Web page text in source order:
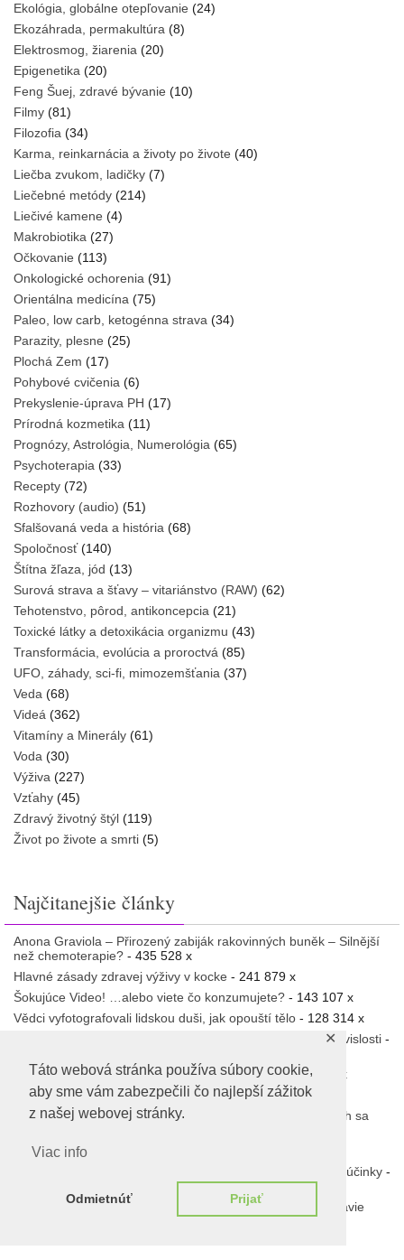
Táto webová stránka používa súbory cookie,
aby sme vám zabezpečili čo najlepší zážitok
z našej webovej stránky.
Viac info
Odmietnúť Prijať
✕
Ekológia, globálne otepľovanie (24)
Ekozáhrada, permakultúra (8)
Elektrosmog, žiarenia (20)
Epigenetika (20)
Feng Šuej, zdravé bývanie (10)
Filmy (81)
Filozofia (34)
Karma, reinkarnácia a životy po živote (40)
Liečba zvukom, ladičky (7)
Liečebné metódy (214)
Liečivé kamene (4)
Makrobiotika (27)
Očkovanie (113)
Onkologické ochorenia (91)
Orientálna medicína (75)
Paleo, low carb, ketogénna strava (34)
Parazity, plesne (25)
Plochá Zem (17)
Pohybové cvičenia (6)
Prekyslenie-úprava PH (17)
Prírodná kozmetika (11)
Prognózy, Astrológia, Numerológia (65)
Psychoterapia (33)
Recepty (72)
Rozhovory (audio) (51)
Sfalšovaná veda a história (68)
Spoločnosť(140)
Štítna žľaza, jód (13)
Surová strava a šťavy – vitariánstvo (RAW) (62)
Tehotenstvo, pôrod, antikoncepcia (21)
Toxické látky a detoxikácia organizmu (43)
Transformácia, evolúcia a proroctvá (85)
UFO, záhady, sci-fi, mimozemšťania (37)
Veda (68)
Videá (362)
Vitamíny a Minerály (61)
Voda (30)
Výživa (227)
Vzťahy (45)
Zdravý životný štýl (119)
Život po živote a smrti (5)
Najčitanejšie články
Anona Graviola – Přirozený zabiják rakovinných buněk – Silnější
než chemoterapie? - 435 528 x
Hlavné zásady zdravej výživy v kocke - 241 879 x
Šokujúce Video! …alebo viete čo konzumujete? - 143 107 x
Vědci vyfotografovali lidskou duši, jak opouští tělo - 128 314 x
Liečba rakoviny stravou Dr. Budwig a psychosomatické súvislosti -
Šokujúca „pravda“ o vode – liečenie pitím vody- 111 837 x
Neuveríte, v čom všetkom nás klamú- 111 692 x
Experimenty v Rusku prinášajú šokujúce úspechy o ktorých sa
Červená pilulka – GLOBÁLNÍ PROBUZENÍ
Kurkuma nie je len korenie. Objavte jej zdraviu prospešné účinky -
„Vírusy“, baktérie a iné mikroorganizmy a ich vplyv na zdravie